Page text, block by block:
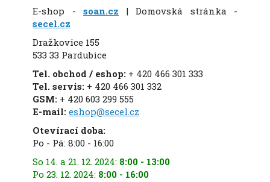
E-shop - soan.cz | Domovská stránka -
secel.cz
Dražkovice 155
533 33 Pardubice
Tel. obchod / eshop: + 420 466 301 333
Tel. servis: + 420 466 301 332
GSM: + 420 603 299 555
E-mail: eshop@secel.cz
Otevírací doba:
Po - Pá: 8:00 - 16:00
So 14. a 21. 12. 2024: 8:00 - 13:00
Po 23. 12. 2024: 8:00 - 16:00